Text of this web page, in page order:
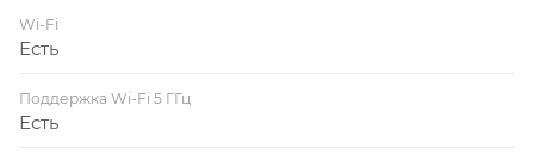
Wi-Fi
Есть
Поддержка Wi-Fi 5 ГГц
Есть